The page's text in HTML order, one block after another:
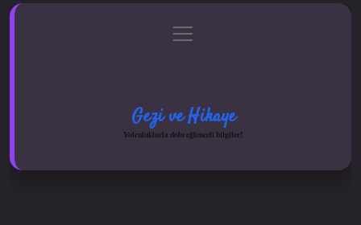
Gizlilik Politikası
menüyü
aç
Gezi ve Hikaye
Yolculuklarla dolu eğlenceli bilgiler!